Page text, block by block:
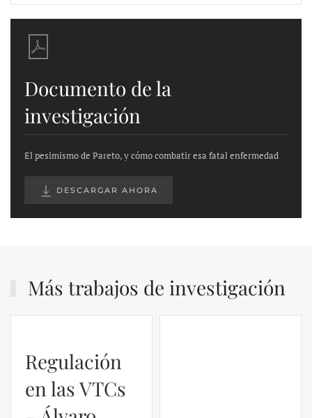
Documento de la
investigación
El pesimismo de Pareto, y cómo combatir esa fatal enfermedad
DESCARGAR AHORA
Más trabajos de investigación
Regulación
en las VTCs